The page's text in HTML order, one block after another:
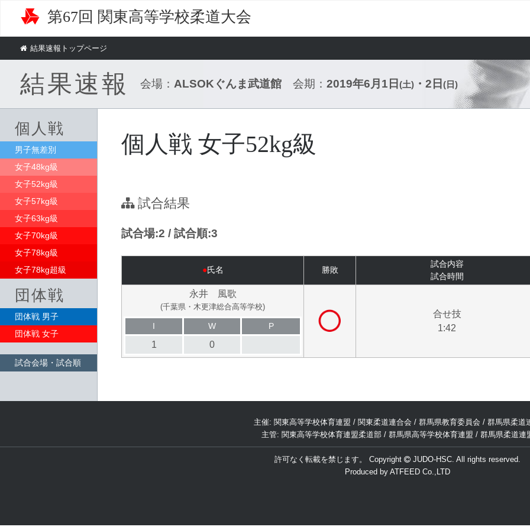
第67回 関東高等学校柔道大会
結果速報トップページ
結果速報 会場： ALSOKぐんま武道館会期： 2019年6月1日 (土)・2日 (日)
個人戦
男子無差別
女子48kg級
女子52kg級
女子57kg級
女子63kg級
女子70kg級
女子78kg級
女子78kg超級
団体戦
団体戦 男子
団体戦 女子
試合会場・試合順
個人戦 女子52kg級
試合結果
試合場:2 / 試合順:3
●氏名 勝敗
試合内容
試合時間
永井 風歌
(千葉県・木更津総合高等学校)
I W P
1 0
合せ技
1:42
主催: 関東高等学校体育連盟 / 関東柔道連合会 / 群馬県教育委員会 / 群馬県柔道
主管: 関東高等学校体育連盟柔道部 / 群馬県高等学校体育連盟 / 群馬県柔道連
許可なく転載を禁じます。 Copyright JUDO-HSC. All rights reserved.
Produced by ATFEED Co.,LTD